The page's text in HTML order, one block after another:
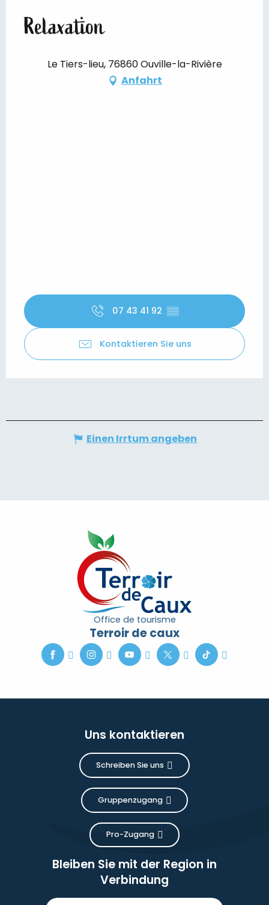
Relaxation
Le Tiers-lieu, 76860 Ouville-la-Rivière
Anfahrt
07 43 41 92 ▒▒
Kontaktieren Sie uns
Einen Irrtum angeben
Office de tourisme
Terroir de caux
Uns kontaktieren
Schreiben Sie uns
Gruppenzugang
Pro-Zugang
Bleiben Sie mit der Region in
Verbindung